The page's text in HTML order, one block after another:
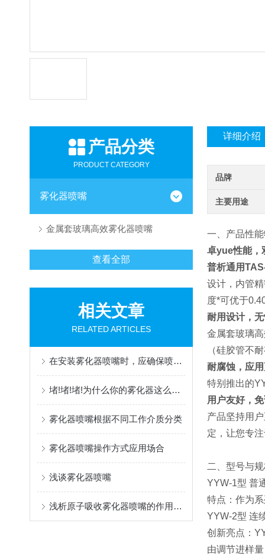
产品分类
PRODUCT CATEGORY
雾化器喷嘴
金属套玻璃高效雾化器喷嘴
查看全部
相关文章
RELATED ARTICLES
在安装雾化器喷嘴时，应确保喷嘴与系统的连接紧密可靠
堵!堵!堵!为什么你的雾化器这么容易堵？
雾化器喷嘴根据不同工作介质分类
雾化器喷嘴操作方式应用场合
浅谈雾化器喷嘴
浅析原子吸收雾化器喷嘴的作用与应用
详细介绍
品牌
主要用途
一、产品性
卓yue性能，
普析通用
设计，内管
度*可优于
耐用设计，
金属套玻璃
（硅胶管不
耐腐蚀，应
特别推出的
用户友好，
产品坚持用
定，让您专
二、型号与
YYW-1型 普
特点：作为
YYW-2型 连
创新亮点：
由调节进样